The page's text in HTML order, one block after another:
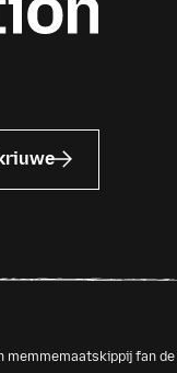
memmemaatskippij fan de